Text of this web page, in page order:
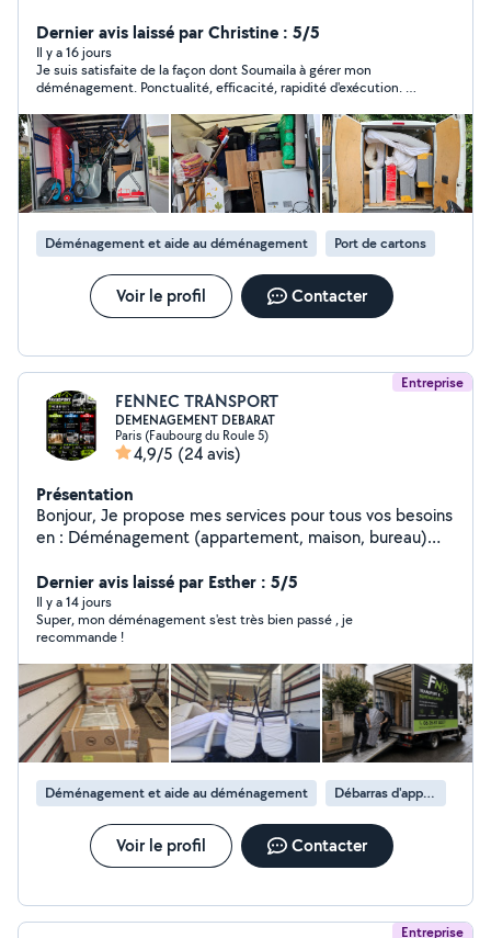
Dernier avis laissé par Christine : 5/5
Il y a 16 jours
Je suis satisfaite de la façon dont Soumaila à gérer mon
déménagement. Ponctualité, efficacité, rapidité d'exécution. Je
Déménagement et aide au déménagement Port de cartons
Voir le profil Contacter
Entreprise
FENNEC TRANSPORT
DEMENAGEMENT DEBARAT
Paris (Faubourg du Roule 5)
4,9/5 (24 avis)
Présentation
Bonjour, Je propose mes services pour tous vos besoins
en : Déménagement (appartement, maison, bureau)
(meubles, électroménager) Travail sérieux et soigné
Intervention rapide Disponible 7j/7 Prix compétitifs Île-
de-France Devis gratuit, n'hésitez pas à me contacter !
Dernier avis laissé par Esther : 5/5
Il y a 14 jours
Super, mon déménagement s'est très bien passé , je
recommande !
Déménagement et aide au déménagement Débarras d'appartement
Voir le profil Contacter
Entreprise